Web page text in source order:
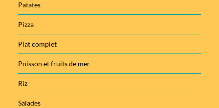
Patates
Pizza
Plat complet
Poisson et fruits de mer
Riz
Salades